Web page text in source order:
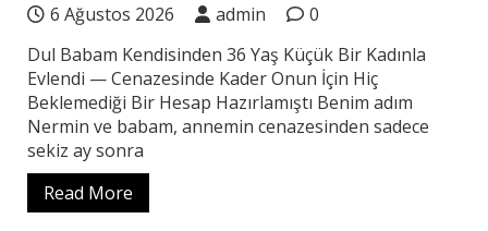
6 Ağustos 2026 admin
0
Dul Babam Kendisinden 36 Yaş Küçük Bir Kadınla
Evlendi — Cenazesinde Kader Onun İçin Hiç
Beklemediği Bir Hesap Hazırlamıştı Benim adım
Nermin ve babam, annemin cenazesinden sadece
sekiz ay sonra
Read More